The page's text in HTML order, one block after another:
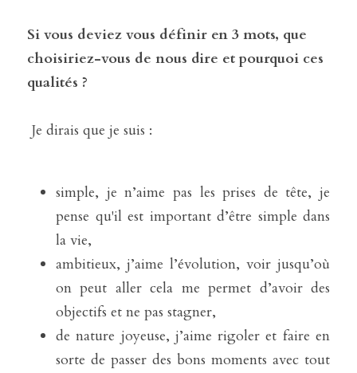
Si vous deviez vous définir en 3 mots, que
choisiriez-vous de nous dire et pourquoi ces
qualités ?
Je dirais que je suis :
simple, je n’aime pas les prises de tête, je
pense qu'il est important d’être simple dans
la vie,
ambitieux, j’aime l’évolution, voir jusqu’où
on peut aller cela me permet d’avoir des
objectifs et ne pas stagner,
de nature joyeuse, j’aime rigoler et faire en
sorte de passer des bons moments avec tout